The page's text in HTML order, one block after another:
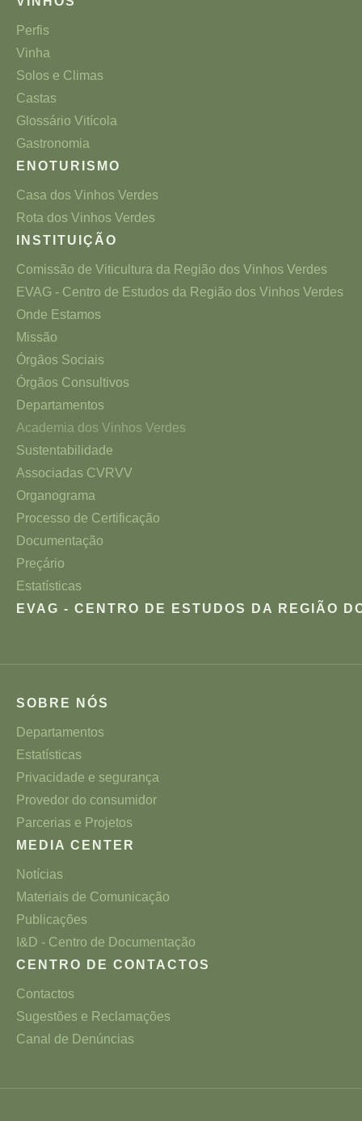
Perfis
Vinha
Solos e Climas
Castas
Glossário Vitícola
Gastronomia
ENOTURISMO
Casa dos Vinhos Verdes
Rota dos Vinhos Verdes
INSTITUIÇÃO
Comissão de Viticultura da Região dos Vinhos Verdes
EVAG - Centro de Estudos da Região dos Vinhos Verdes
Onde Estamos
Missão
Órgãos Sociais
Órgãos Consultivos
Departamentos
Academia dos Vinhos Verdes
Sustentabilidade
Associadas CVRVV
Organograma
Processo de Certificação
Documentação
Preçário
Estatísticas
EVAG - CENTRO DE ESTUDOS DA REGIÃO
SOBRE NÓS
Departamentos
Estatísticas
Privacidade e segurança
Provedor do consumidor
Parcerias e Projetos
MEDIA CENTER
Notícias
Materiais de Comunicação
Publicações
I&D - Centro de Documentação
CENTRO DE CONTACTOS
Contactos
Sugestões e Reclamações
Canal de Denúncias